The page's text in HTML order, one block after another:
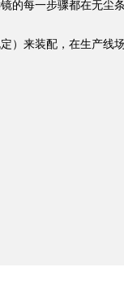
的每一步骤都在无尘
）来装配，在生产线